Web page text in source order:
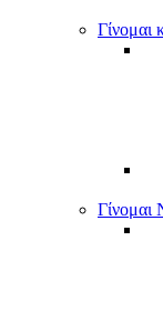
Γίνομαι
Γίνομαι